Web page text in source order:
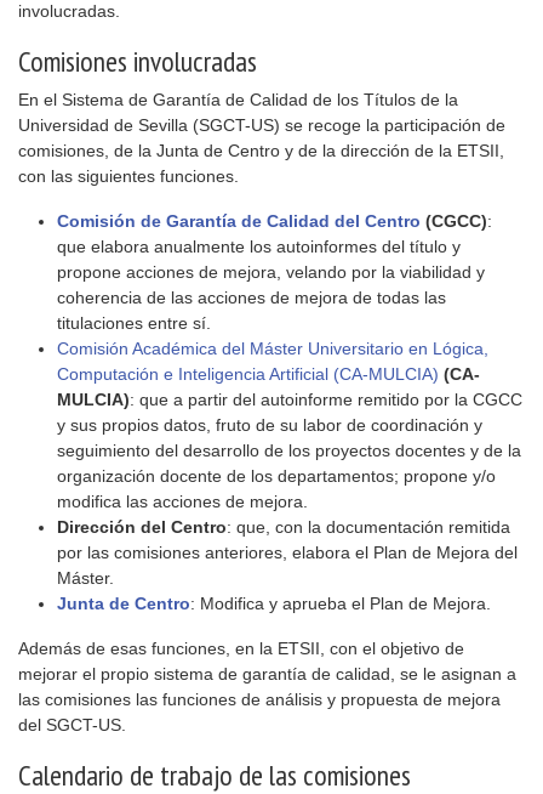
involucradas.
Comisiones involucradas
En el Sistema de Garantía de Calidad de los Títulos de la
Universidad de Sevilla (SGCT-US) se recoge la participación de
comisiones, de la Junta de Centro y de la dirección de la ETSII,
con las siguientes funciones.
Comisión de Garantía de Calidad del Centro (CGCC):
que elabora anualmente los autoinformes del título y
propone acciones de mejora, velando por la viabilidad y
coherencia de las acciones de mejora de todas las
titulaciones entre sí.
Comisión Académica del Máster Universitario en Lógica,
Computación e Inteligencia Artificial (CA-MULCIA) (CA-
MULCIA): que a partir del autoinforme remitido por la CGCC
y sus propios datos, fruto de su labor de coordinación y
seguimiento del desarrollo de los proyectos docentes y de la
organización docente de los departamentos; propone y/o
modifica las acciones de mejora.
Dirección del Centro: que, con la documentación remitida
por las comisiones anteriores, elabora el Plan de Mejora del
Máster.
Junta de Centro: Modifica y aprueba el Plan de Mejora.
Además de esas funciones, en la ETSII, con el objetivo de
mejorar el propio sistema de garantía de calidad, se le asignan a
las comisiones las funciones de análisis y propuesta de mejora
del SGCT-US.
Calendario de trabajo de las comisiones